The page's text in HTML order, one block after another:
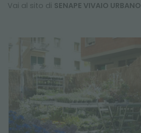
Vai al sito di SENAPE VIVAIO URBANO